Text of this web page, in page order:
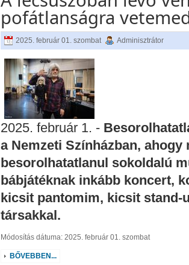
pofátlanságra
2025. február 01. szombat Adminisztrátor
2025. február 1. -
a Nemzeti Színházban,
besorolhatatlanul sokoldalú
bábjátéknak inkább koncert,
kicsit pantomim, kicsit stand-
társakkal.
Módosítás dátuma: 2025. február 01. szombat
BŐVEBBEN...